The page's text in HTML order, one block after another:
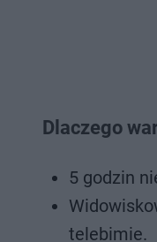
Dlaczego
5 godzin
telebimie.